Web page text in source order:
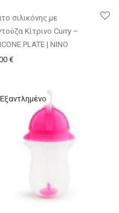
σιλικόνης με
Κίτρινο Curry –
PLATE | NINO
€